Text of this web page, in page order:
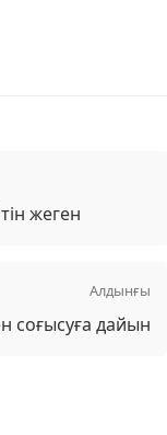
жеген
Алдынғы
соғысуға дайын